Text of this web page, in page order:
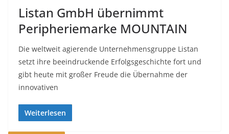
Listan GmbH übernimmt
Peripheriemarke MOUNTAIN
Die weltweit agierende Unternehmensgruppe Listan
setzt ihre beeindruckende Erfolgsgeschichte fort und
gibt heute mit großer Freude die Übernahme der
innovativen
Weiterlesen